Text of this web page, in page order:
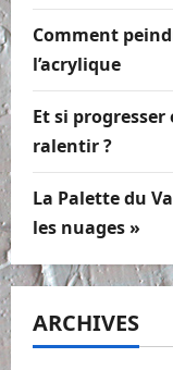
Comment
l’acrylique
Et si
ralentir ?
La Palette du
les nuages »
ARCHIVES